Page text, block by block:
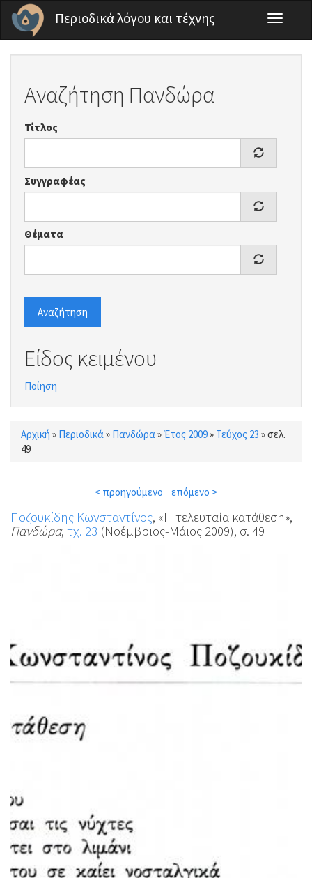
Παράκαμψη προς το κυρίως περιεχόμενο
Περιοδικά λόγου και τέχνης
Toggle
Αναζήτηση Πανδώρα
Τίτλος
Συγγραφέας
Θέματα
Αναζήτηση
Είδος κειμένου
Ποίηση
Είστε εδώ
Αρχική » Περιοδικά » Πανδώρα »Έτος 2009» Τεύχος 23 »σελ.
49
< προηγούμενο επόμενο >
Ποζουκίδης Κωνσταντίνος, «Η τελευταία κατάθεση»,
Πανδώρα, τχ. 23 (Νοέμβριος-Μάιος 2009), σ. 49